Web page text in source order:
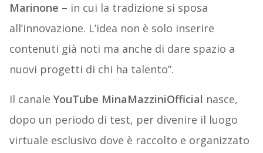
Marinone – in cui la tradizione si sposa
all’innovazione. L’idea non è solo inserire
contenuti già noti ma anche di dare spazio a
nuovi progetti di chi ha talento”.
Il canale YouTube MinaMazziniOfficial nasce,
dopo un periodo di test, per divenire il luogo
virtuale esclusivo dove è raccolto e organizzato